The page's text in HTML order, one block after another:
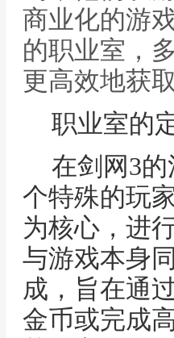
商业化的游
的职业室，
更高效地获
职业室的
在剑网3
个特殊的玩
为核心，进
与游戏本身
成，旨在通
金币或完成